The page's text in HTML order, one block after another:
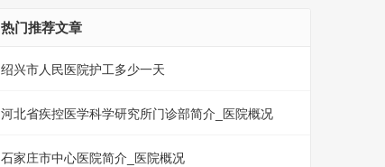
热门推荐文章
绍兴市人民医院护工多少一天
河北省疾控医学科学研究所门诊部简介_医院概况
石家庄市中心医院简介_医院概况